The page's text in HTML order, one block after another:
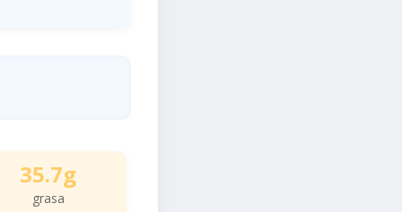
35.7g
grasa